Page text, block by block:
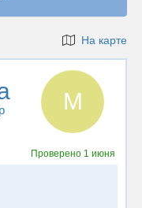
На карте
М
Проверено 1 июня